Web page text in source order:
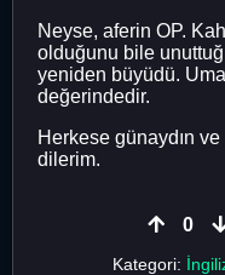
Neyse, aferin OP.
olduğunu bile
yeniden büyüdü.
değerindedir.
Herkese günaydın
dilerim.
0
Kategori: